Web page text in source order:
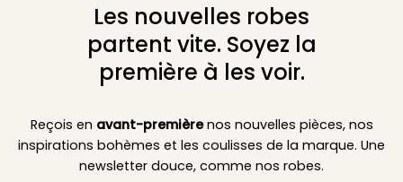
Les nouvelles robes
partent vite. Soyez la
première à les voir.
Reçois en avant-premièrenos nouvelles pièces, nos
inspirations bohèmes et les coulisses de la marque. Une
newsletter douce, comme nos robes.